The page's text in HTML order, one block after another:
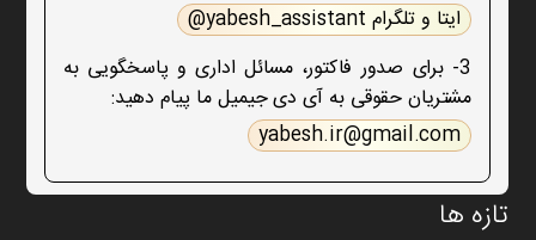
ایتا و تلگرام yabesh_assistant@
3- برای صدور فاکتور، مسائل اداری و پاسخگویی به
مشتریان حقوقی به آی دی جیمیل ما پیام دهید:
yabesh.ir@gmail.com
تازه ها